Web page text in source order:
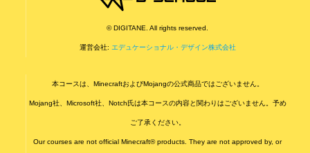
© DIGITANE. All rights reserved.
運営会社: エデュケーショナル・デザイン株式会社
本コースは、MinecraftおよびMojangの公式商品ではございません。
Mojang社、Microsoft社、Notch氏は本コースの内容と関わりはございません。予め
ご了承ください。
Our courses are not official Minecraft® products. They are not approved by, or